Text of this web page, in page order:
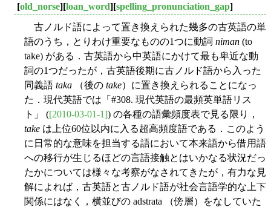
[old_norse][loan_word][spelling_pronunciation_gap]
古ノルド語によって置き換えられた幾多の古英語の単
語のうち，とりわけ重要なものの1つに動詞 niman (to
take) がある．古英語から中英語にかけて最も卑近な動
詞の1つだったが，古英語後期に古ノルド語から入った
同義語 taka （後の take）に置き換えられることになっ
た．現代英語では「#308. 現代英語の最頻英単語リス
ト」 ([2010-03-01-1]) の各種の語彙頻度表で見る限り，
take は上位60位以内に入る超高頻度語である．このよう
に日常的な意味を担当する語において本来語から借用語
への移行が生じるほどの言語接触とはいかなる状況だっ
たかについては様々な考察がなされてきたが，有力な見
解によれば，古英語と古ノルド語が社会言語学的な上下
関係にはなく，横並びの adstrata （傍層）をなしていた